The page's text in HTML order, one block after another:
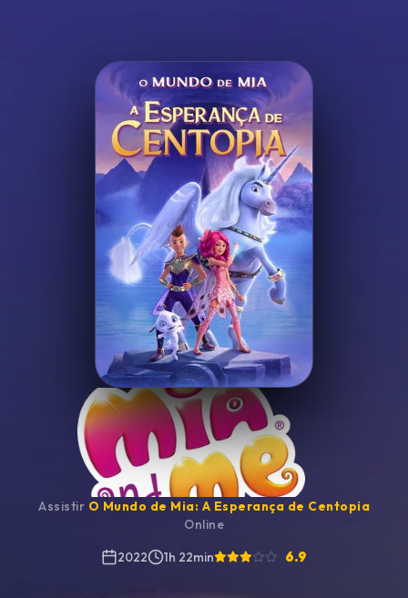
Minha Lista
Pesquisar
Assistir O Mundo de Mia: A Esperança de Centopia
Online
2022
1h 22min 6.9